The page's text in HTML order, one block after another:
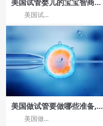
低？
美国试...
美国做试管要做哪些准备,美
国试管婴儿术前准备攻略？
美国做...